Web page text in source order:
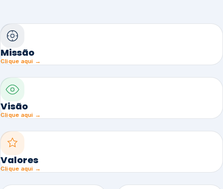
Missão
Clique aqui →
Visão
Clique aqui →
Valores
Clique aqui →